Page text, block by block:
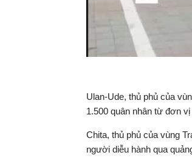
Ulan-Ude, thủ phủ của
1.500 quân nhân từ đơn
Chita, thủ phủ của vùng
người diễu hành qua